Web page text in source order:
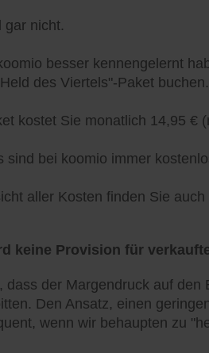
gar nicht.
besser kennengelernt
des Viertels"-Paket buchen.
kostet Sie monatlich 14,95 €
sind bei koomio immer
aller Kosten finden Sie
keine Provision für
dass der Margendruck auf
Den Ansatz, einen
wenn wir behaupten zu